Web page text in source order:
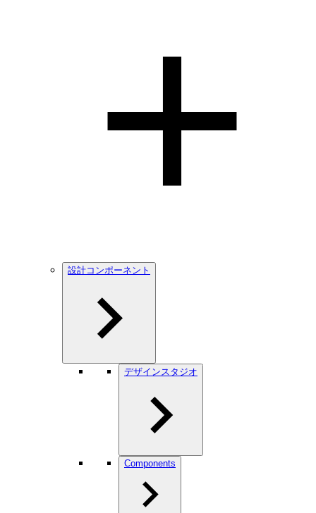
設計コンポーネント
デザインスタジオ
Components